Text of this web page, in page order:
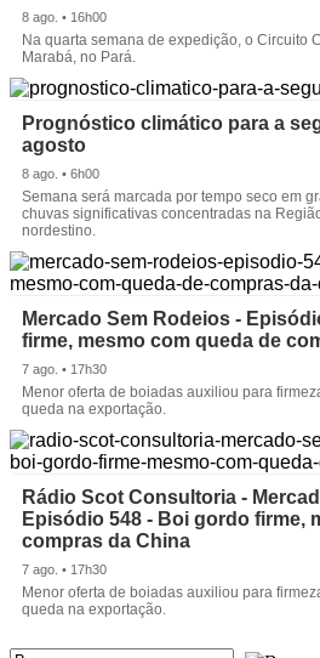
8 ago. • 16h00
Na quarta semana de expedição, o Circuito
Marabá, no Pará.
Prognóstico climático para a
agosto
8 ago. • 6h00
Semana será marcada por tempo seco em
chuvas significativas concentradas na
nordestino.
Mercado Sem Rodeios -
firme, mesmo com queda de
7 ago. • 17h30
Menor oferta de boiadas auxiliou para
queda na exportação.
Rádio Scot Consultoria -
Episódio 548 - Boi gordo firme,
compras da China
7 ago. • 17h30
Menor oferta de boiadas auxiliou para
queda na exportação.